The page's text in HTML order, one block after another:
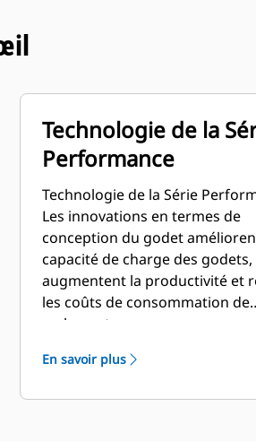
Technologie de la
Performance
Technologie de la Série
Les innovations en termes de
conception du godet
capacité de charge des godets,
augmentent la productivité et
les coûts de consommation de
carburant.
En savoir plus